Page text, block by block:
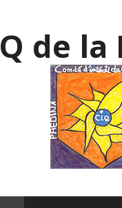
de la